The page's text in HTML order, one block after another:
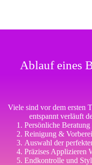
Ablauf eines
Viele sind vor dem ersten
entspannt verläuft
Persönliche Beratung
Reinigung &
Auswahl der
Präzises Applizieren
Endkontrolle und